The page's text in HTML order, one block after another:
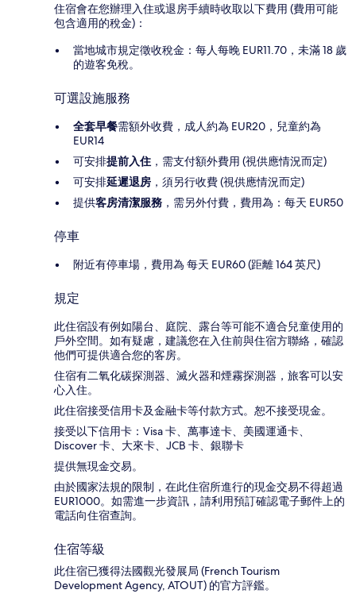
住宿會在您辦理入住或退房手續時收取以下費用 (費用可能
包含適用的稅金)：
當地城市規定徵收稅金：每人每晚 EUR11.70，未滿 18 歲
的遊客免稅。
可選設施服務
全套早餐需額外收費，成人約為 EUR20，兒童約為
EUR14
可安排提前入住 ，需支付額外費用 (視供應情況而定)
可安排延遲退房 ，須另行收費 (視供應情況而定)
提供客房清潔服務 ，需另外付費，費用為：每天 EUR50
停車
附近有停車場，費用為 每天 EUR60 (距離 164 英尺)
規定
此住宿設有例如陽台、庭院、露台等可能不適合兒童使用的
戶外空間。如有疑慮，建議您在入住前與住宿方聯絡，確認
他們可提供適合您的客房。
住宿有二氧化碳探測器、滅火器和煙霧探測器，旅客可以安
心入住。
此住宿接受信用卡及金融卡等付款方式。恕不接受現金。
接受以下信用卡：Visa 卡、萬事達卡、美國運通卡、
Discover 卡、大來卡、JCB 卡、銀聯卡
提供無現金交易。
由於國家法規的限制，在此住宿所進行的現金交易不得超過
EUR1000。如需進一步資訊，請利用預訂確認電子郵件上的
電話向住宿查詢。
住宿等級
此住宿已獲得法國觀光發展局 (French Tourism
Development Agency, ATOUT) 的官方評鑑。